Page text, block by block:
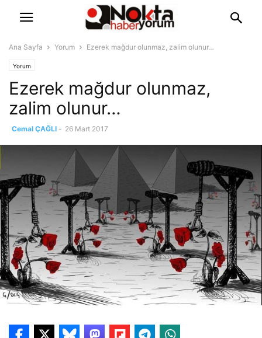
Ana Sayfa Yorum Ezerek mağdur olunmaz, zalim olunur…
Yorum
Ezerek mağdur olunmaz,
zalim olunur…
Cemal ÇAĞLI - 26 Mart 2017